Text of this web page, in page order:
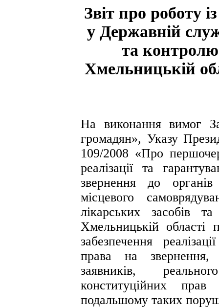
Звіт про роботу
у Державній
та
Хмельницькій
На виконання вимог
громадян», Указу
109/2008 «Про
реалізації та
звернення до
місцевого
лікарських засобів
Хмельницькій області
забезпечення
права на звернення,
заявників,
конституційних
подальшому таких